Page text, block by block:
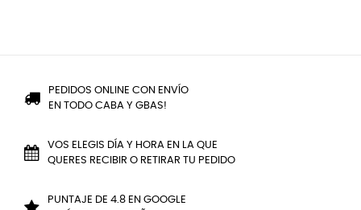
PEDIDOS ONLINE CON ENVÍO
EN TODO CABA Y GBAS!
VOS ELEGIS DÍA Y HORA EN LA QUE
QUERES RECIBIR O RETIRAR TU PEDIDO
PUNTAJE DE 4.8 EN GOOGLE